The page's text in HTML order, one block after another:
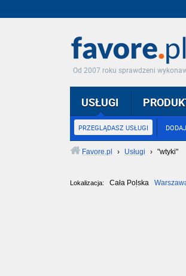
Od 2007 roku sprawdzeni
USŁUGI
PRZEGLĄDASZ USŁUGI
Favore.pl › Usługi › "wtyki"
Lokalizacja: Cała Polska